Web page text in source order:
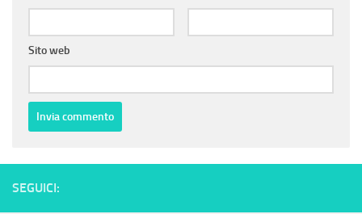
Sito web
SEGUICI: